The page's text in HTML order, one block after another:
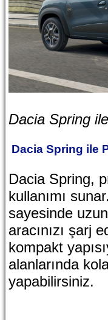
Dacia Spring
Dacia Spring ile
Dacia Spring,
kullanımı
sayesinde
aracınızı şarj
kompakt
alanlarında
yapabilirsiniz.